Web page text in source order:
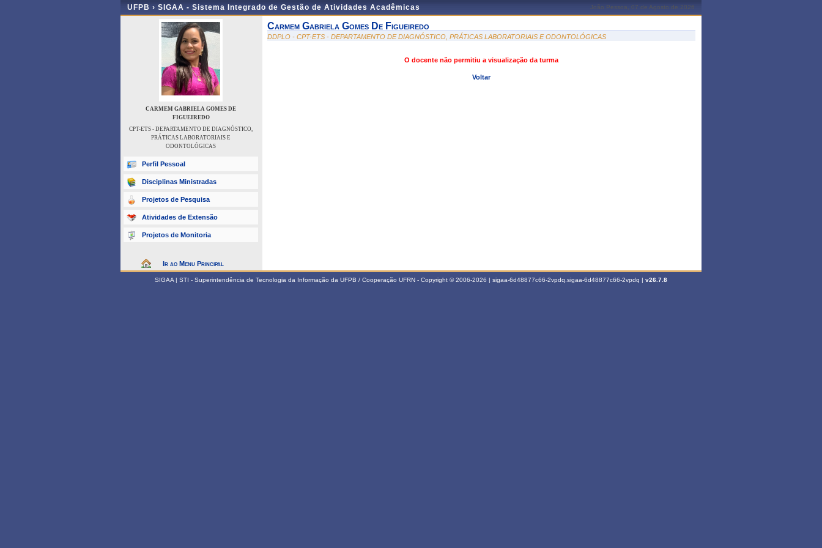
UFPB › SIGAA - Sistema Integrado de Gestão de Atividades Acadêmicas João Pessoa, 07 de Agosto de 2026
CARMEM GABRIELA GOMES DE
FIGUEIREDO
CPT-ETS - DEPARTAMENTO DE DIAGNÓSTICO,
PRÁTICAS LABORATORIAIS E
ODONTOLÓGICAS
Perfil Pessoal
Disciplinas Ministradas
Projetos de Pesquisa
Atividades de Extensão
Projetos de Monitoria
Ir ao Menu Principal
Carmem Gabriela Gomes De Figueiredo
DDPLO - CPT-ETS - DEPARTAMENTO DE DIAGNÓSTICO, PRÁTICAS LABORATORIAIS E ODONTOLÓGICAS
O docente não permitiu a visualização da turma
Voltar
SIGAA | STI - Superintendência de Tecnologia da Informação da UFPB / Cooperação UFRN - Copyright © 2006-2026 | sigaa-6d48877c66-2vpdq.sigaa-6d48877c66-2vpdq | v26.7.8